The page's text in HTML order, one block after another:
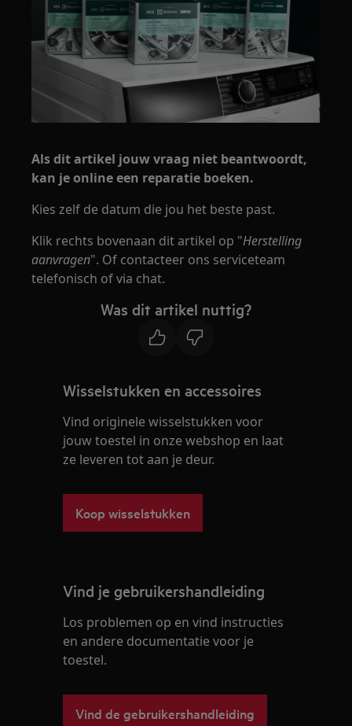
Als dit artikel jouw vraag niet beantwoordt,
kan je online een reparatie boeken.
Kies zelf de datum die jou het beste past.
Klik rechts bovenaan dit artikel op "Herstelling
aanvragen". Of contacteer ons serviceteam
telefonisch of via chat.
Was dit artikel nuttig?
Wisselstukken en accessoires
Vind originele wisselstukken voor
jouw toestel in onze webshop en laat
ze leveren tot aan je deur.
Koop wisselstukken
Vind je gebruikershandleiding
Los problemen op en vind instructies
en andere documentatie voor je
toestel.
Vind de gebruikershandleiding